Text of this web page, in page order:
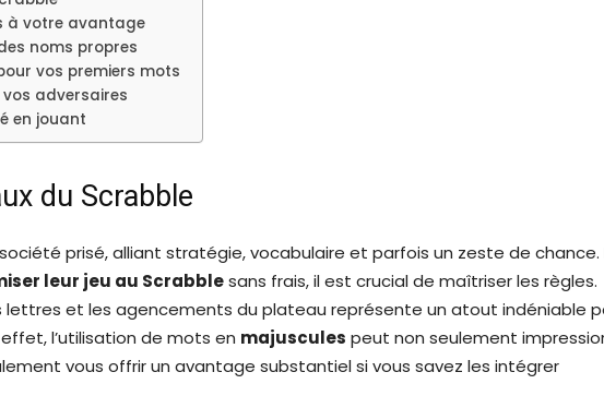
à votre avantage
noms propres
vos premiers mots
adversaires
en jouant
du Scrabble
prisé, alliant stratégie, vocabulaire et parfois un zeste de chance.
leur jeu au Scrabblesans frais, il est crucial de maîtriser les règles.
lettres et les agencements du plateau représente un atout indéniable
l’utilisation de mots en majuscules peut non seulement
vous offrir un avantage substantiel si vous savez les intégrer